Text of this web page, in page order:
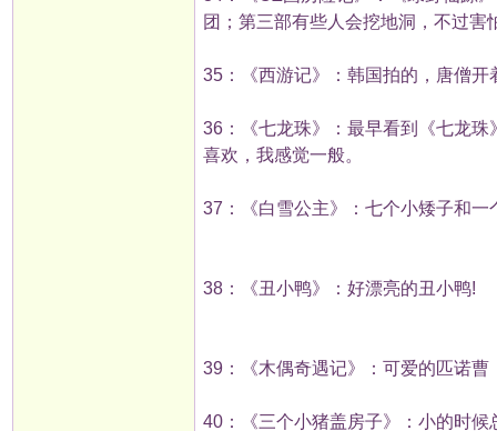
团；第三部有些人会挖地洞，不过害
35：《西游记》：韩国拍的，唐僧
36：《七龙珠》：最早看到《七龙
喜欢，我感觉一般。
37：《白雪公主》：七个小矮子和
38：《丑小鸭》：好漂亮的丑小鸭!
39：《木偶奇遇记》：可爱的匹诺
40：《三个小猪盖房子》：小的时